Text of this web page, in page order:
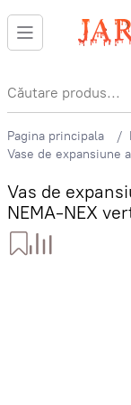
Pagina principala
Vase de expansiune
Vas de
NEMA-NEX